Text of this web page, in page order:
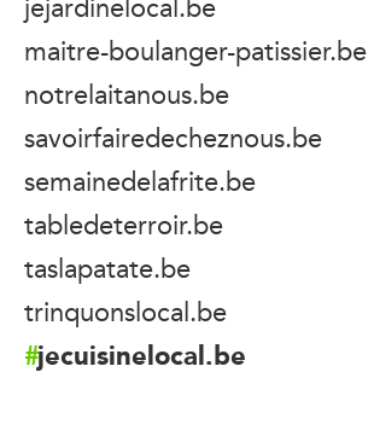
maitre-boulanger-patissier.be
notrelaitanous.be
savoirfairedecheznous.be
semainedelafrite.be
tabledeterroir.be
taslapatate.be
trinquonslocal.be
jecuisinelocal.be